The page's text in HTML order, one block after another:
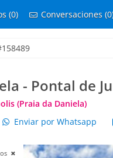
(0) Conversaciones
- Pontal de
(Praia da Daniela)
Enviar por Whatsapp